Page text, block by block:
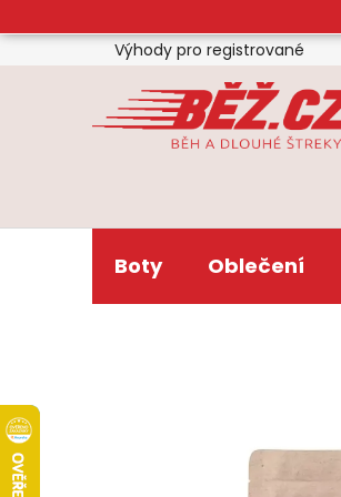
na
obsah
Výhody pro registrované
Boty Oblečení